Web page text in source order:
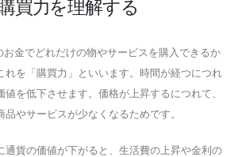
買力を理解する
金でどれだけの物やサービスを購入できるか
れを「購買力」といいます。時間が経つにつれ
を低下させます。価格が上昇するにつれて、
やサービスが少なくなるためです。
通貨の価値が下がると、生活費の上昇や金利の